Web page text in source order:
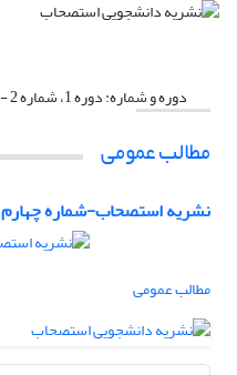
دوره و شماره:دوره 1، شماره 2 - شماره پیاپی 4، اسفند 1396
مطالب عمومی
نشریه استصحاب-شماره چهارم
مطالب عمومی